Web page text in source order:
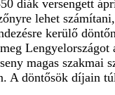
diák versengett
lehet
kerülő
magas szakmai
A döntősök díjain